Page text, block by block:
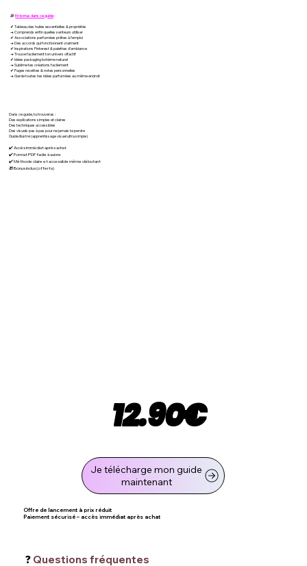
🎁En bonus dans ce guide:
✔ Tableau des huiles essentielles & propriétés
→ Comprends enfin quelles senteurs utiliser
✔ Associations parfumées prêtes à l’emploi
→ Des accords qui fonctionnent vraiment
✔ Inspirations Pinterest & palettes d’ambiance
→ Trouve facilement ton univers olfactif
✔ Idées packaging bohème naturel
→ Sublime tes créations facilement
✔ Pages recettes & notes personnelles
→ Garde toutes tes idées parfumées au même endroit
Dans ce guide, tu trouveras :
Des explications simples et claires
Des techniques accessibles
Des visuels pas à pas pour ne jamais te perdre
Guide illustré (apprentissage visuel ultra simple)
✔️ Accès immédiat après achat
✔️ Format PDF facile à suivre
✔️ Méthode claire et accessible même débutant
🎁 Bonus inclus (offerts)
12.90€
Je télécharge mon guide
maintenant
Offre de lancement à prix réduit
Paiement sécurisé – accès immédiat après achat
❓ Questions fréquentes